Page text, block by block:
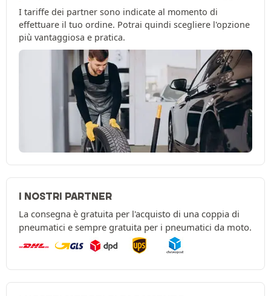
I tariffe dei partner sono indicate al momento di
effettuare il tuo ordine. Potrai quindi scegliere l'opzione
più vantaggiosa e pratica.
I NOSTRI PARTNER
La consegna è gratuita per l'acquisto di una coppia di
pneumatici e sempre gratuita per i pneumatici da moto.